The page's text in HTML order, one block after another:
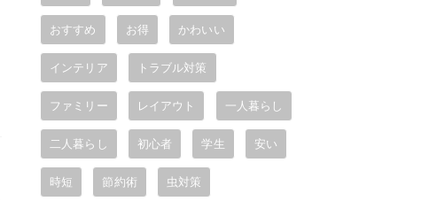
おすすめ お得 かわいい
インテリア トラブル対策
ファミリー レイアウト 一人暮らし
二人暮らし 初心者 学生 安い
時短 節約術 虫対策